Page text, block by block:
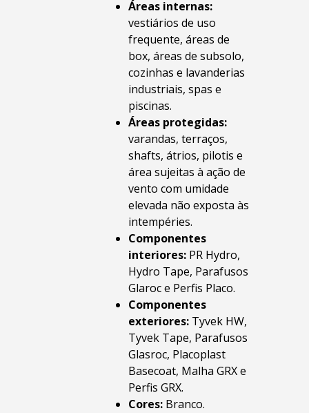
Áreas internas:
vestiários de uso
frequente, áreas de
box, áreas de subsolo,
cozinhas e lavanderias
industriais, spas e
piscinas.
Áreas protegidas:
varandas, terraços,
shafts, átrios, pilotis e
área sujeitas à ação de
vento com umidade
elevada não exposta às
intempéries.
Componentes
interiores: PR Hydro,
Hydro Tape, Parafusos
Glaroc e Perfis Placo.
Componentes
exteriores: Tyvek HW,
Tyvek Tape, Parafusos
Glasroc, Placoplast
Basecoat, Malha GRX e
Perfis GRX.
Cores: Branco.